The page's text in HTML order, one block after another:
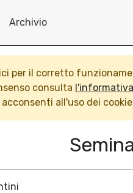
Archivio
per il corretto
consulta
all'uso dei